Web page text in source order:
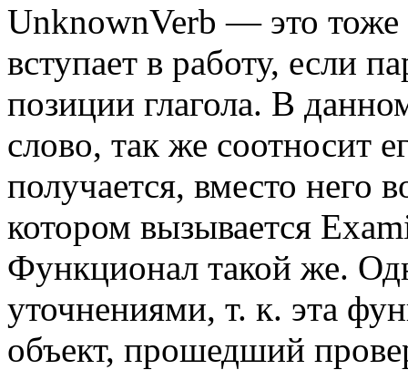
UnknownVerb — это тоже
вступает в работу, если
позиции глагола. В
слово, так же соотносит
получается, вместо него
котором вызывается
Функционал такой же.
уточнениями, т. к. эта
объект, прошедший